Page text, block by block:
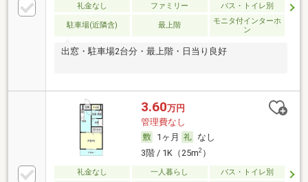
礼金なし ファミリー バス・トイレ別
駐車場(近隣含) 最上階
モニタ付インターホ
ン
出窓・駐車場2台分・最上階・日当り良好
3.60万円
管理費なし
1ヶ月
なし
3階 / 1K（25m2）
礼金なし 一人暮らし バス・トイレ別